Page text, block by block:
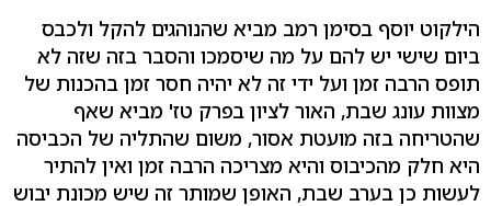
הילקוט יוסף בסימן רמב מביא שהנוהגים להקל ולכבס
ביום שישי יש להם על מה שיסמכו והסבר בזה שזה לא
תופס הרבה זמן ועל ידי זה לא יהיה חסר זמן בהכנות של
מצוות עונג שבת, האור לציון בפרק טז' מביא שאף
שהטריחה בזה מועטת אסור, משום שהתליה של הכביסה
היא חלק מהכיבוס והיא מצריכה הרבה זמן ואין להתיר
לעשות כן בערב שבת, האופן שמותר זה שיש מכונת יבוש